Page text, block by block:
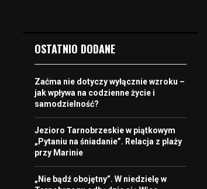
OSTATNIO DODANE
Zaćma nie dotyczy wyłącznie wzroku –
jak wpływa na codzienne życie i
samodzielność?
Jezioro Tarnobrzeskie w piątkowym
„Pytaniu na śniadanie”. Relacja z plaży
przy Marinie
„Nie bądź obojętny”. W niedzielę w